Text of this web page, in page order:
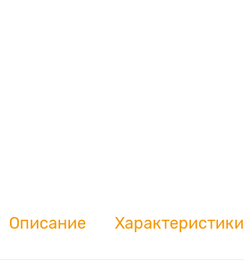
Описание Характеристики